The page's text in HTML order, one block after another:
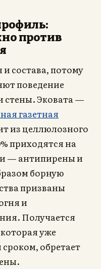
против
состава, потому
поведение
стены. Эковата —
газетная
из целлюлозного
приходятся на
— антипирены и
борную
призваны
и
Получается
уже
обретает